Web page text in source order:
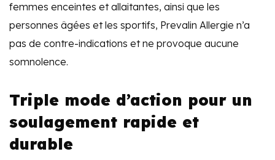
femmes enceintes et allaitantes, ainsi que les
personnes âgées et les sportifs, Prevalin Allergie n’a
pas de contre-indications et ne provoque aucune
somnolence.
Triple mode d’action pour un
soulagement rapide et
durable